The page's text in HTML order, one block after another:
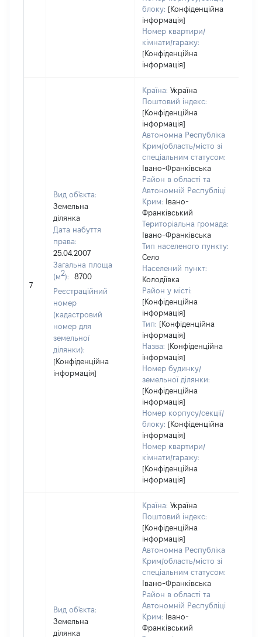
блоку: [Конфіденційна
інформація]
Номер квартири/
кімнати/гаражу:
[Конфіденційна
інформація]
7
Вид об'єкта:
Земельна
ділянка
Дата набуття
права:
25.04.2007
Загальна площа
(м2):
8700
Реєстраційний
номер
(кадастровий
номер для
земельної
ділянки):
[Конфіденційна
інформація]
Країна: Україна
Поштовий індекс:
[Конфіденційна
інформація]
Автономна Республіка
Крим/область/місто зі
спеціальним статусом:
Івано-Франківська
Район в області та
Автономній Республіці
Крим:
Івано-
Франківський
Територіальна громада:
Івано-Франківська
Тип населеного пункту:
Село
Населений пункт:
Колодіївка
Район у місті:
[Конфіденційна
інформація]
Тип: [Конфіденційна
інформація]
Назва: [Конфіденційна
інформація]
Номер будинку/
земельної ділянки:
[Конфіденційна
інформація]
Номер корпусу/секції/
блоку: [Конфіденційна
інформація]
Номер квартири/
кімнати/гаражу:
[Конфіденційна
інформація]
Вид об'єкта:
Земельна
ділянка
Країна: Україна
Поштовий індекс:
[Конфіденційна
інформація]
Автономна Республіка
Крим/область/місто зі
спеціальним статусом:
Івано-Франківська
Район в області та
Автономній Республіці
Крим:
Івано-
Франківський